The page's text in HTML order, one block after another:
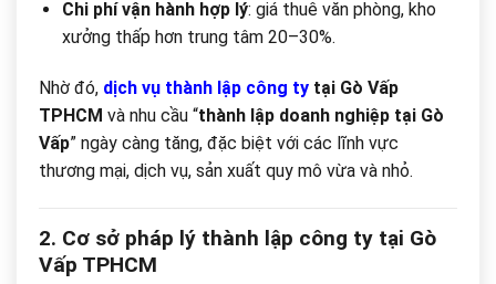
Chi phí vận hành hợp lý: giá thuê văn phòng, kho
xưởng thấp hơn trung tâm 20–30%.
Nhờ đó, dịch vụ thành lập công ty tại Gò Vấp
TPHCM và nhu cầu “thành lập doanh nghiệp tại Gò
Vấp” ngày càng tăng, đặc biệt với các lĩnh vực
thương mại, dịch vụ, sản xuất quy mô vừa và nhỏ.
2. Cơ sở pháp lý thành lập công ty tại Gò
Vấp TPHCM